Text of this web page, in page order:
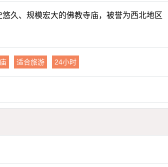
悠久、规模宏大的佛教寺庙，被誉为西北地区
适合旅游 24小时